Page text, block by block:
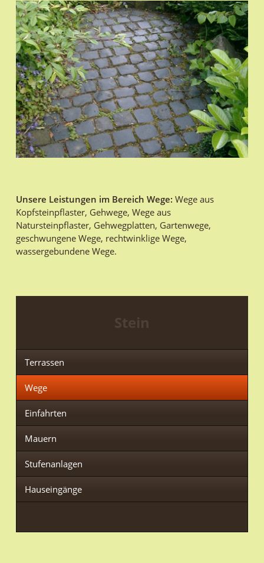
Unsere Leistungen im Bereich Wege: Wege aus
Kopfsteinpflaster, Gehwege, Wege aus
Natursteinpflaster, Gehwegplatten, Gartenwege,
geschwungene Wege, rechtwinklige Wege,
wassergebundene Wege.
Terrassen
Wege
Einfahrten
Mauern
Stufenanlagen
Hauseingänge